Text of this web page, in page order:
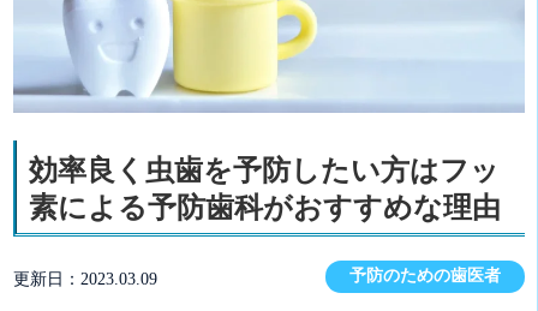
効率良く虫歯を予防したい方はフッ
素による予防歯科がおすすめな理由
更新日：2023.03.09 予防のための歯医者